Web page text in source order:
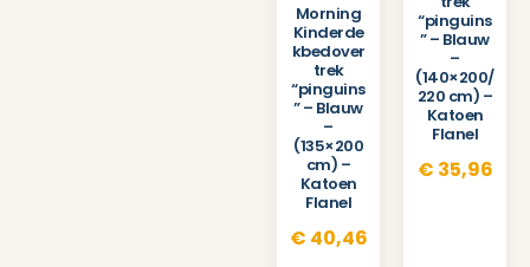
Morning
Kinderde
kbedover
trek
“pinguins
” – Blauw
–
(135×200
cm) –
Katoen
Flanel
€ 40,46
“pinguins
” – Blauw
–
(140×200/
220 cm) –
Katoen
Flanel
€ 35,96